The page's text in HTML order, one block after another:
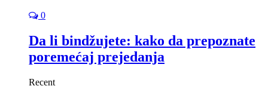
0
Da li bindžujete: kako da prepoznate
poremećaj prejedanja
Recent